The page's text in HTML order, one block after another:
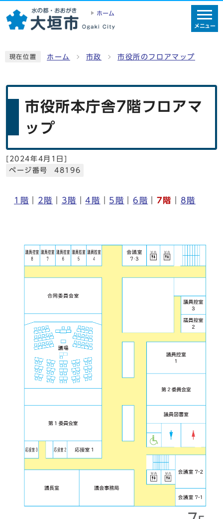
ホーム
メニュー
現在位置 ホーム 市政 市役所のフロアマップ
市役所本庁舎7階フロアマ
ップ
[ 2024年4月1日]
ページ番号 48196
1階 2階 3階 ｜4階 5階 ｜6階 7階 8階